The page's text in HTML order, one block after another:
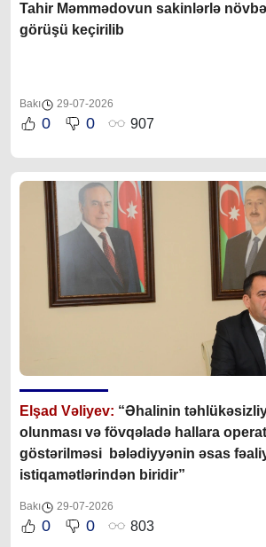
Tahir Məmmədovun sakinlərlə
görüşü keçirilib
Bakı 29-07-2026
0 0 907
Elşad Vəliyev: “Əhalinin
olunması və fövqəladə hallara
göstərilməsi bələdiyyənin əsas
istiqamətlərindən biridir”
Bakı 29-07-2026
0 0 803